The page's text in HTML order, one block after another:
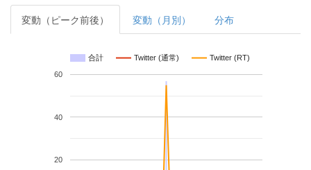
変動（ピーク前後） 変動（月別） 分布
合計 Twitter (通常) Twitter (RT)
20
40
60